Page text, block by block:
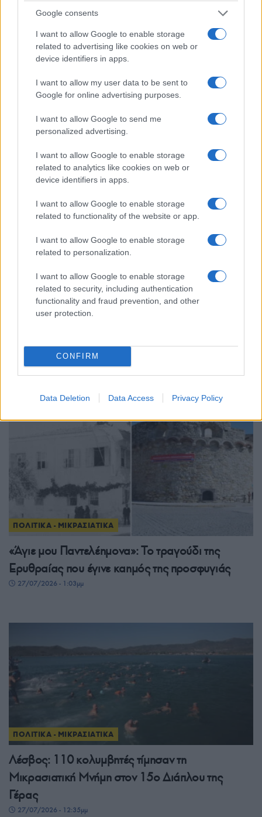
Google consents
I want to allow Google to enable storage
related to advertising like cookies on web or
device identifiers in apps.
I want to allow my user data to be sent to
Google for online advertising purposes.
I want to allow Google to send me
personalized advertising.
I want to allow Google to enable storage
related to analytics like cookies on web or
device identifiers in apps.
I want to allow Google to enable storage
related to functionality of the website or app.
I want to allow Google to enable storage
related to personalization.
I want to allow Google to enable storage
related to security, including authentication
functionality and fraud prevention, and other
user protection.
CONFIRM
Data Deletion Data Access Privacy Policy
ΠΟΛΙΤΙΚΑ - ΜΙΚΡΑΣΙΑΤΙΚΑ
Καβάλα: Ένα «Μουσικό Χαρμάνι» ένωσε τις
μελωδίες της Μικράς Ασίας με το ρεμπέτικο
ΠΟΛΙΤΙΚΑ - ΜΙΚΡΑΣΙΑΤΙΚΑ
μιας πόλης μέσα από τις γεύσεις της
27/07/2026 - 1:59μμ
ΠΟΛΙΤΙΚΑ - ΜΙΚΡΑΣΙΑΤΙΚΑ
«Άγιε μου Παντελέημονα»: Το τραγούδι της
Ερυθραίας που έγινε καημός της προσφυγιάς
27/07/2026 - 1:03μμ
ΠΟΛΙΤΙΚΑ - ΜΙΚΡΑΣΙΑΤΙΚΑ
Λέσβος: 110 κολυμβητές τίμησαν τη
Μικρασιατική Μνήμη στον 15ο Διάπλου της
Γέρας
27/07/2026 - 12:35μμ